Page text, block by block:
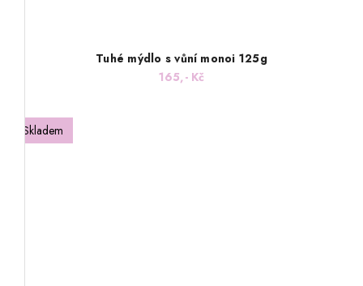
Tuhé mýdlo s vůní monoi 125g
165,- Kč
Skladem